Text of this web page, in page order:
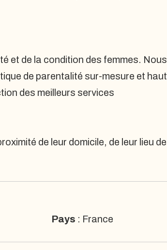
et de la condition des femmes. Nous
de parentalité sur-mesure et haut
des meilleurs services
de leur domicile, de leur lieu de
Pays : France